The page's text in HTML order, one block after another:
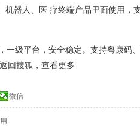
器人、医 疗终端产品里面使用
一级平台，安全稳定。支持粤康码
回搜狐，查看更多
微信